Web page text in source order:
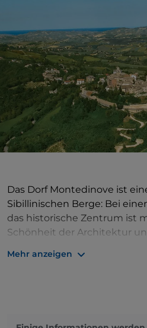
Das Dorf Montedinove ist
Sibillinischen Berge: Bei
das historische Zentrum ist
Schönheit der Architektur
architektonischen Details.
Mehr anzeigen